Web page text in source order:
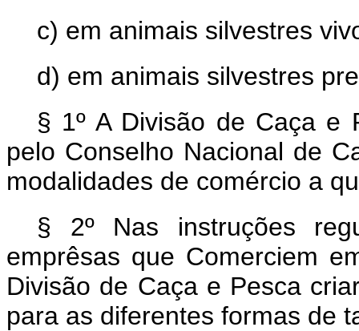
c) em animais silvestres
d) em animais silvestres
§ 1º A Divisão de Caça e
pelo Conselho Nacional de
modalidades de comércio a
§ 2º Nas instruções
emprêsas que Comerciem
Divisão de Caça e Pesca
para as diferentes formas de